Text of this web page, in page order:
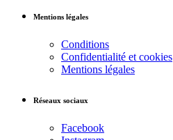
Mentions légales
Conditions
Confidentialité et cookies
Mentions légales
Réseaux sociaux
Facebook